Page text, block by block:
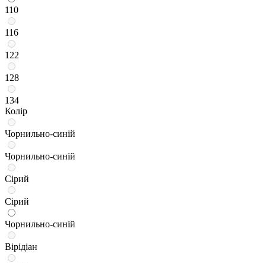
110
116
122
128
134
Колір
Чорнильно-синій
Чорнильно-синій
Сірий
Сірий
Чорнильно-синій
Вірідіан